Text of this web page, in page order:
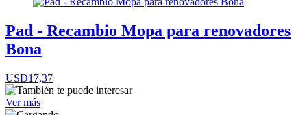
Pad - Recambio Mopa para renovadores
Bona
USD17,37
Ver más